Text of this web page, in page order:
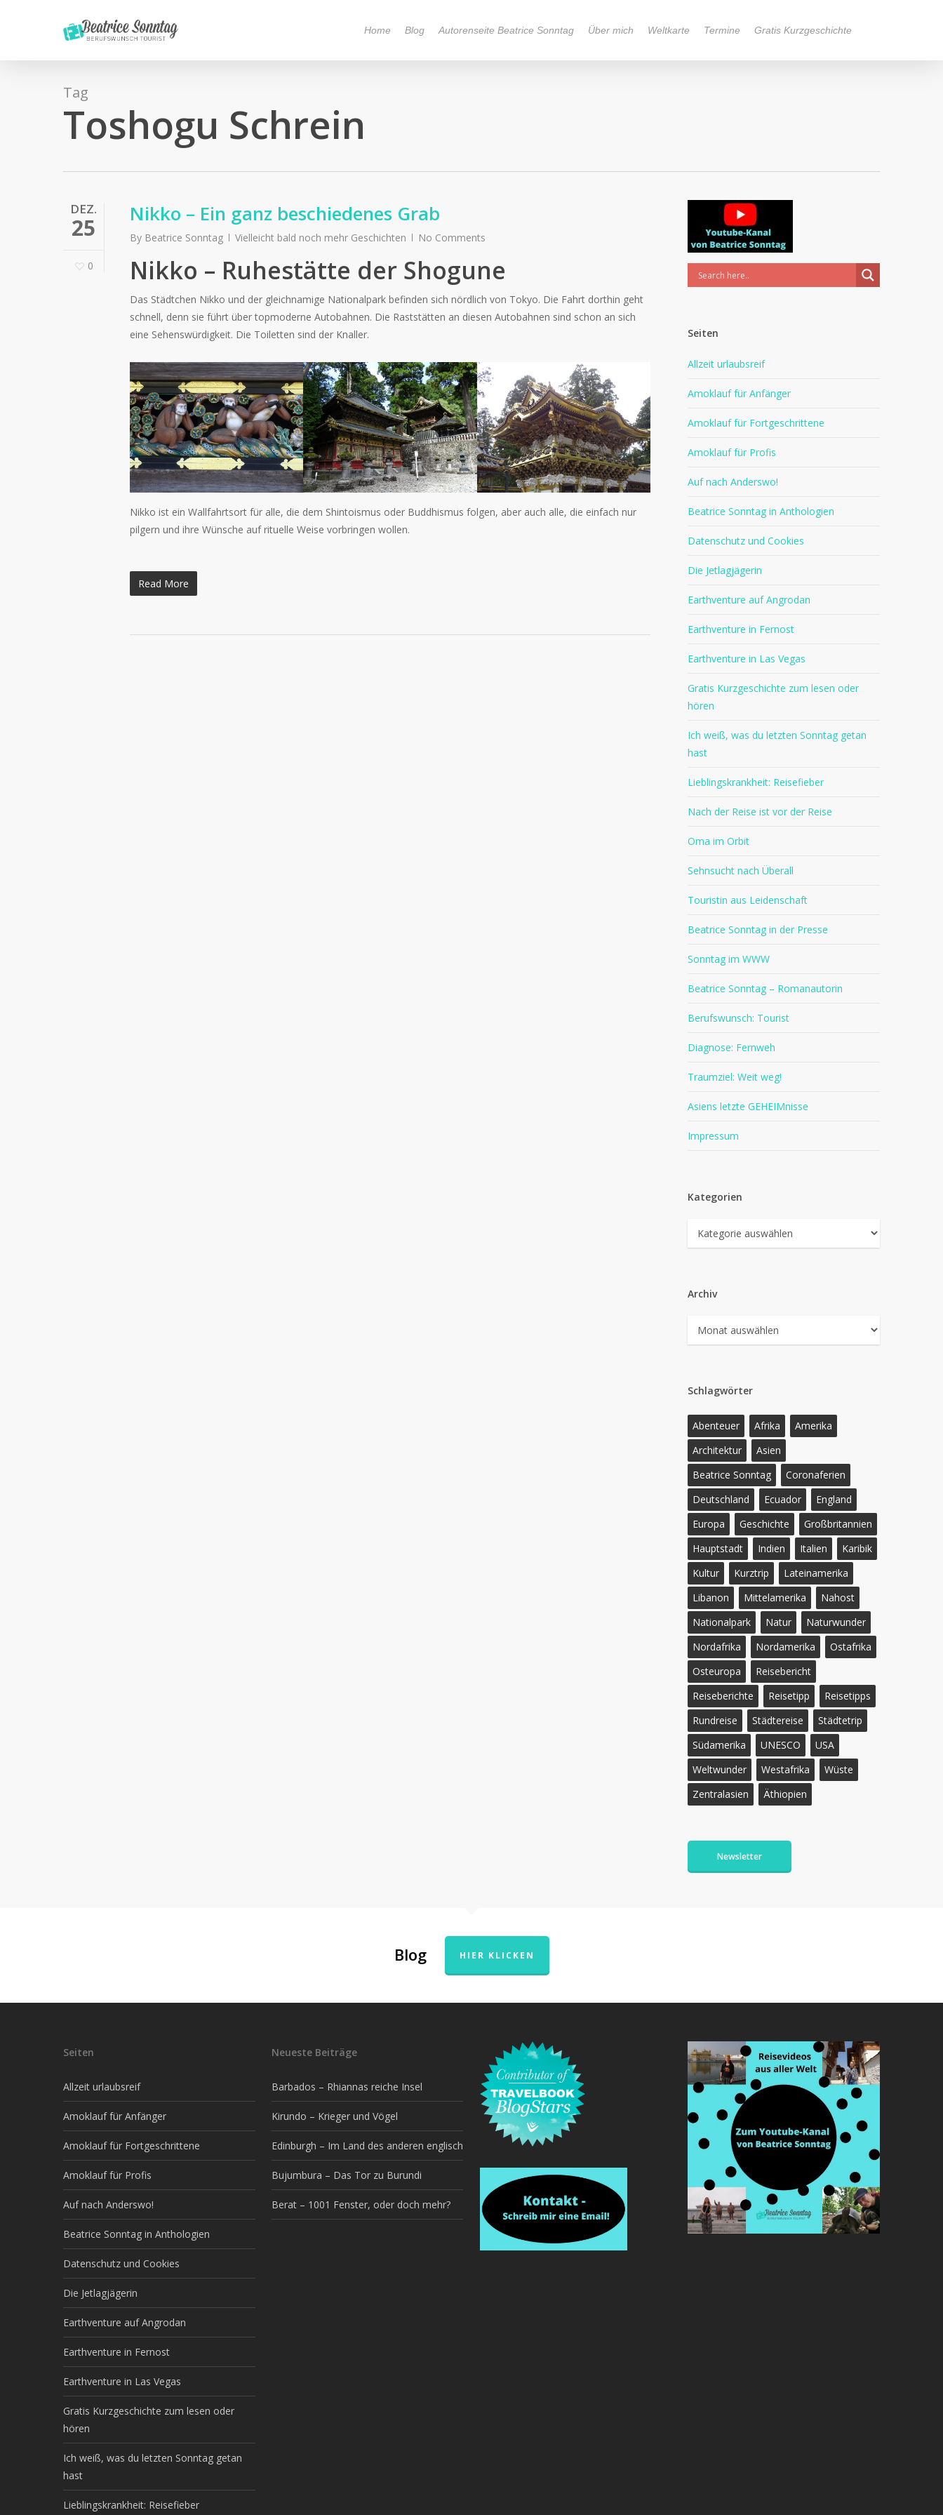
content
Home Blog Autorenseite Beatrice Sonntag Über mich Weltkarte Termine Gratis Kurzgeschichte
Tag
Toshogu Schrein
DEZ.
25
0
Nikko – Ein ganz beschiedenes Grab
By Beatrice Sonntag Vielleicht bald noch mehr Geschichten No Comments
Nikko – Ruhestätte der Shogune
Das Städtchen Nikko und der gleichnamige Nationalpark befinden sich nördlich von Tokyo. Die Fahrt dorthin geht
schnell, denn sie führt über topmoderne Autobahnen. Die Raststätten an diesen Autobahnen sind schon an sich
eine Sehenswürdigkeit. Die Toiletten sind der Knaller.
Nikko ist ein Wallfahrtsort für alle, die dem Shintoismus oder Buddhismus folgen, aber auch alle, die einfach nur
pilgern und ihre Wünsche auf rituelle Weise vorbringen wollen.
Read More
Seiten
Allzeit urlaubsreif
Amoklauf für Anfänger
Amoklauf für Fortgeschrittene
Amoklauf für Profis
Auf nach Anderswo!
Beatrice Sonntag in Anthologien
Datenschutz und Cookies
Die Jetlagjägerin
Earthventure auf Angrodan
Earthventure in Fernost
Earthventure in Las Vegas
Gratis Kurzgeschichte zum lesen oder
hören
Ich weiß, was du letzten Sonntag getan
hast
Lieblingskrankheit: Reisefieber
Nach der Reise ist vor der Reise
Oma im Orbit
Sehnsucht nach Überall
Touristin aus Leidenschaft
Beatrice Sonntag in der Presse
Sonntag im WWW
Beatrice Sonntag – Romanautorin
Berufswunsch: Tourist
Diagnose: Fernweh
Traumziel: Weit weg!
Asiens letzte GEHEIMnisse
Impressum
Kategorien
Kategorien
Archiv
Archiv
Schlagwörter
Abenteuer Afrika
Amerika
Architektur
Asien
Beatrice Sonntag
Coronaferien
Deutschland
Ecuador
England
Europa
Geschichte
Großbritannien
Hauptstadt
Indien Italien
Karibik
Kultur
Kurztrip
Lateinamerika
Libanon
Mittelamerika
Nahost
Nationalpark
Natur
Naturwunder
Nordafrika
Nordamerika
Ostafrika
Osteuropa
Reisebericht
Reiseberichte
Reisetipp
Reisetipps
Rundreise
Städtereise
Städtetrip
Südamerika
UNESCO
USA
Weltwunder
Westafrika
Wüste
Zentralasien
Äthiopien
Newsletter
Blog HIER KLICKEN
Seiten
Allzeit urlaubsreif
Amoklauf für Anfänger
Amoklauf für Fortgeschrittene
Amoklauf für Profis
Auf nach Anderswo!
Beatrice Sonntag in Anthologien
Datenschutz und Cookies
Die Jetlagjägerin
Earthventure auf Angrodan
Earthventure in Fernost
Earthventure in Las Vegas
Gratis Kurzgeschichte zum lesen oder
hören
Ich weiß, was du letzten Sonntag getan
hast
Lieblingskrankheit: Reisefieber
Neueste Beiträge
Barbados – Rhiannas reiche Insel
Kirundo – Krieger und Vögel
Edinburgh – Im Land des anderen englisch
Bujumbura – Das Tor zu Burundi
Berat – 1001 Fenster, oder doch mehr?